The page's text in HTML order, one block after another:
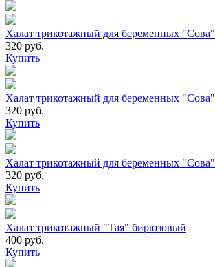
Халат трикотажный для беременных "Сова"
320 руб.
Купить
Халат трикотажный для беременных "Сова"
320 руб.
Купить
Халат трикотажный для беременных "Сова"
320 руб.
Купить
Халат трикотажный "Тая" бирюзовый
400 руб.
Купить